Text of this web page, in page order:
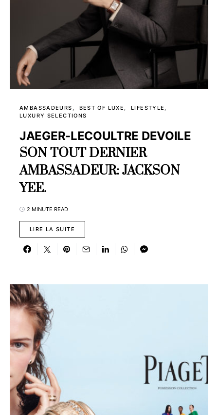
AMBASSADEURS BEST OF LUXE
LIFESTYLE
LUXURY SELECTIONS
JAEGER-LECOULTRE DEVOILE
SON TOUT DERNIER
AMBASSADEUR: JACKSON
YEE.
2 MINUTE READ
LIRE LA SUITE